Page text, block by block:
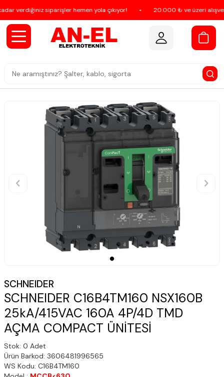
verdiğiniz siparişler hemen yola çıkıyor! 20.000 ₺ ve üzeri
SCHNEIDER
SCHNEIDER C16B4TM160 NSX160B
25kA/415VAC 160A 4P/4D TMD
AÇMA COMPACT ÜNİTESİ
Stok: 0 Adet
Ürün Barkod: 3606481996565
WS Kodu: C16B4TM160